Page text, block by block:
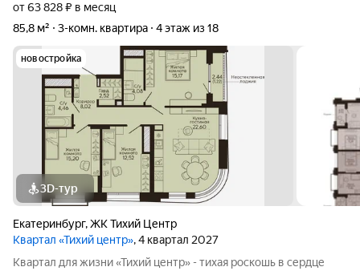
от 63 828 ₽ в месяц
85,8 м²
3-комн. квартира 4 этаж из 18
новостройка
3D-тур
Екатеринбург,ЖК Тихий Центр
Квартал «Тихий центр», 4 квартал 2027
Квартал для жизни «Тихий центр» - тихая роскошь в сердце